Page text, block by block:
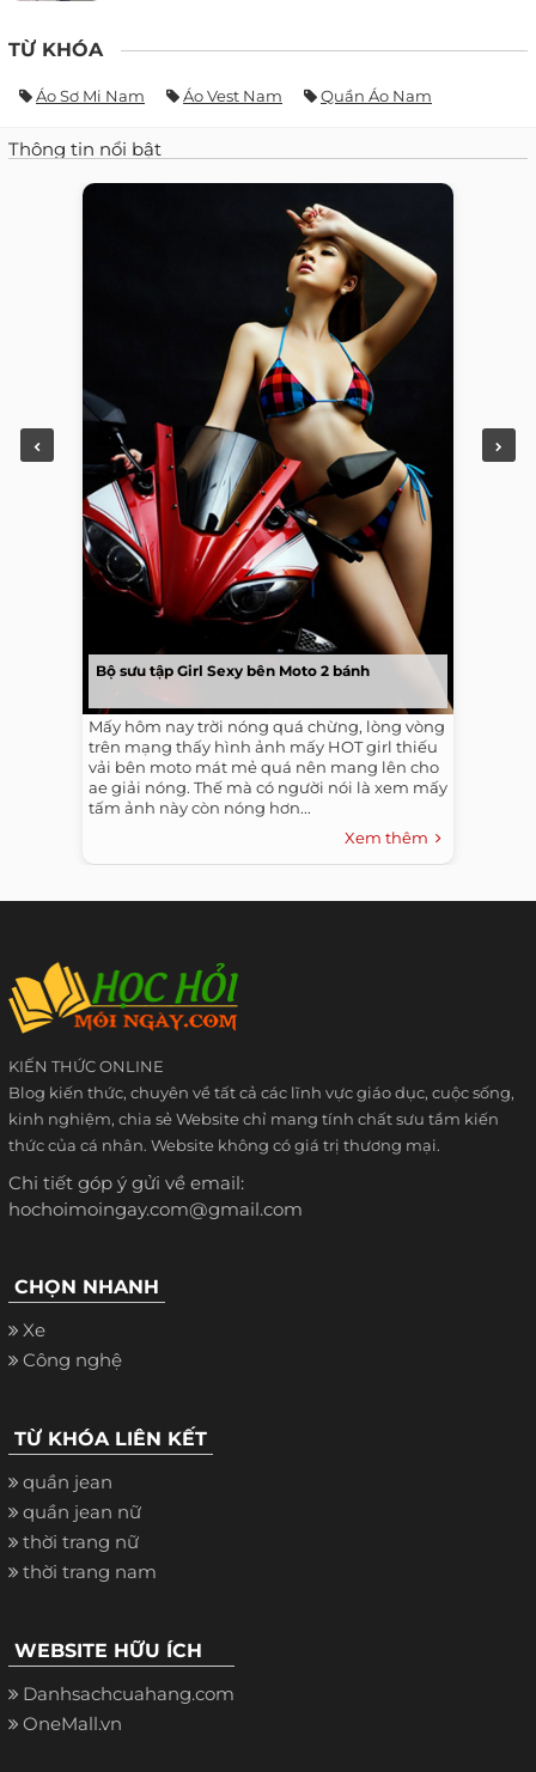
TỪ KHÓA
Áo Sơ Mi Nam Áo Vest Nam Quần Áo Nam
Thông tin nổi bật
Bộ sưu tập Girl Sexy bên Moto 2 bánh
Mấy hôm nay trời nóng quá chừng, lòng vòng
trên mạng thấy hình ảnh mấy HOT girl thiếu
vải bên moto mát mẻ quá nên mang lên cho
ae giải nóng. Thế mà có người nói là xem mấy
tấm ảnh này còn nóng hơn...
Xem thêm
KIẾN THỨC ONLINE
Blog kiến thức, chuyên về tất cả các lĩnh vực giáo dục, cuộc sống,
kinh nghiệm, chia sẻ Website chỉ mang tính chất sưu tầm kiến
thức của cá nhân. Website không có giá trị thương mại.
Chi tiết góp ý gửi về email:
hochoimoingay.com@gmail.com
CHỌN NHANH
Xe
Công nghệ
TỪ KHÓA LIÊN KẾT
quần jean
quần jean nữ
thời trang nữ
thời trang nam
WEBSITE HỮU ÍCH
Danhsachcuahang.com
OneMall.vn